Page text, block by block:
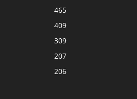
465
409
309
207
206